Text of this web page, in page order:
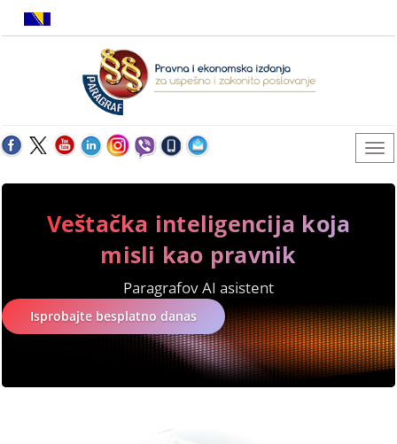
Veštačka inteligencija koja
misli kao pravnik
Paragrafov AI asistent
Isprobajte besplatno danas